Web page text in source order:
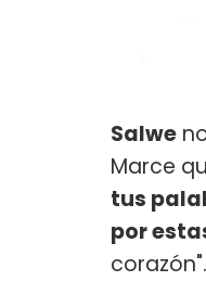
Salwe
Marce
tus
por
corazón".